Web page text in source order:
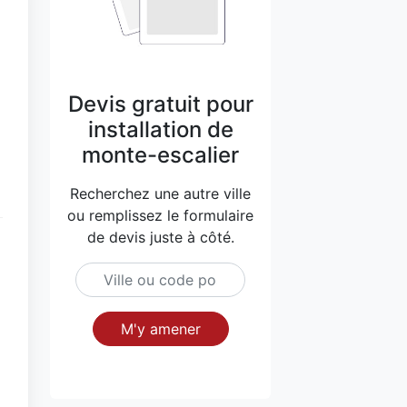
Devis gratuit pour
installation de
monte-escalier
Recherchez une autre ville
ou remplissez le formulaire
de devis juste à côté.
M'y amener